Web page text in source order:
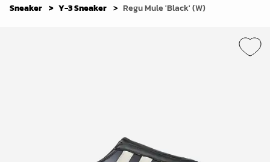
Sneaker Y-3 Sneaker Regu Mule 'Black' (W)